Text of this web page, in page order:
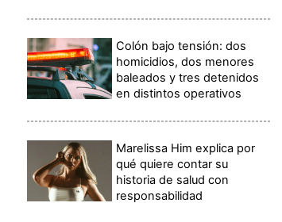
Colón bajo tensión: dos
homicidios, dos menores
baleados y tres detenidos
en distintos operativos
Marelissa Him explica por
qué quiere contar su
historia de salud con
responsabilidad